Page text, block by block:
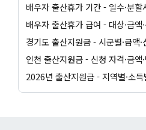
경기도 출산지원금 - 시군별·금액·
인천 출산지원금 - 신청 자격·금액